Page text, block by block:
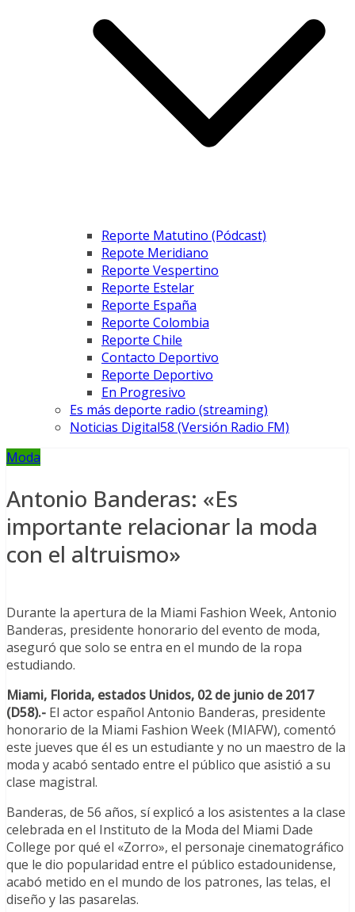
Reporte Matutino (Pódcast)
Repote Meridiano
Reporte Vespertino
Reporte Estelar
Reporte España
Reporte Colombia
Reporte Chile
Contacto Deportivo
Reporte Deportivo
En Progresivo
Es más deporte radio (streaming)
Noticias Digital58 (Versión Radio FM)
Moda
Antonio Banderas: «Es
importante relacionar la moda
con el altruismo»
Durante la apertura de la Miami Fashion Week, Antonio
Banderas, presidente honorario del evento de moda,
aseguró que solo se entra en el mundo de la ropa
estudiando.
Miami, Florida, estados Unidos, 02 de junio de 2017
(D58).- El actor español Antonio Banderas, presidente
honorario de la Miami Fashion Week (MIAFW), comentó
este jueves que él es un estudiante y no un maestro de la
moda y acabó sentado entre el público que asistió a su
clase magistral.
Banderas, de 56 años, sí explicó a los asistentes a la clase
celebrada en el Instituto de la Moda del Miami Dade
College por qué el «Zorro», el personaje cinematográfico
que le dio popularidad entre el público estadounidense,
acabó metido en el mundo de los patrones, las telas, el
diseño y las pasarelas.